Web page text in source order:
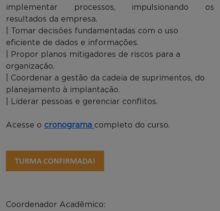
implementar processos, impulsionando os
resultados da empresa.
| Tomar decisões fundamentadas com o uso
eficiente de dados e informações.
| Propor planos mitigadores de riscos para a
organização.
| Coordenar a gestão da cadeia de suprimentos, do
planejamento à implantação.
| Liderar pessoas e gerenciar conflitos.
Acesse o cronograma completo do curso.
Coordenador Acadêmico: